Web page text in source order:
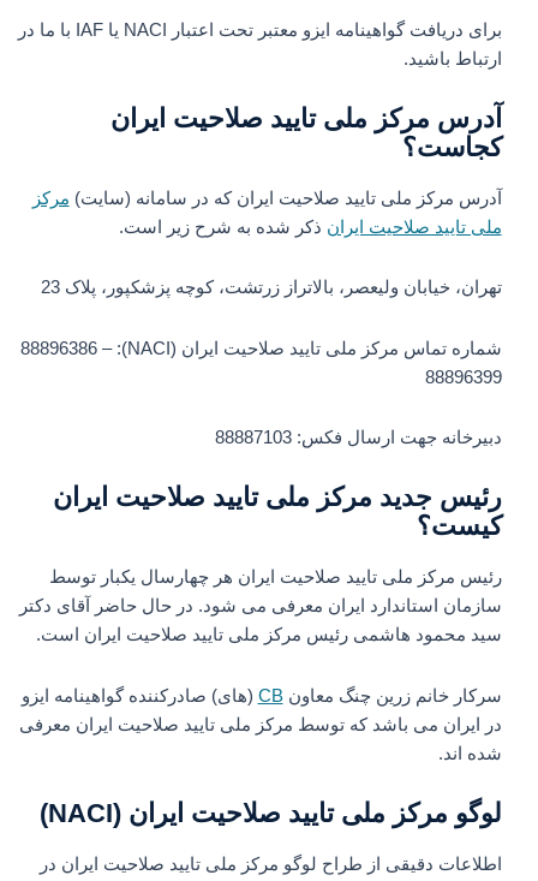
برای دریافت گواهینامه ایزو معتبر تحت اعتبار NACI یا IAF با ما در
ارتباط باشید.
آدرس مرکز ملی تایید صلاحیت ایران
کجاست؟
آدرس مرکز ملی تایید صلاحیت ایران که در سامانه (سایت)مرکز
ملی تایید صلاحیت ایرانذکر شده به شرح زیر است.
تهران، خیابان ولیعصر، بالاتراز زرتشت، کوچه پزشکپور، پلاک 23
شماره تماس مرکز ملی تایید صلاحیت ایران (NACI): 88896386 –
88896399
دبیرخانه جهت ارسال فکس: 88887103
رئیس جدید مرکز ملی تایید صلاحیت ایران
کیست؟
رئیس مرکز ملی تایید صلاحیت ایران هر چهارسال یکبار توسط
سازمان استاندارد ایران معرفی می شود. در حال حاضر آقای دکتر
سید محمود هاشمی رئیس مرکز ملی تایید صلاحیت ایران است.
سرکار خانم زرین چنگ معاونCB(های) صادرکننده گواهینامه ایزو
در ایران می باشد که توسط مرکز ملی تایید صلاحیت ایران معرفی
شده اند.
لوگو مرکز ملی تایید صلاحیت ایران (NACI)
اطلاعات دقیقی از طراح لوگو مرکز ملی تایید صلاحیت ایران در